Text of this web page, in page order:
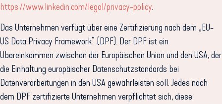
https://www.linkedin.com/legal/privacy-policy.
Das Unternehmen verfügt über eine Zertifizierung nach dem „EU-
US Data Privacy Framework“ (DPF). Der DPF ist ein
Übereinkommen zwischen der Europäischen Union und den USA, der
die Einhaltung europäischer Datenschutzstandards bei
Datenverarbeitungen in den USA gewährleisten soll. Jedes nach
dem DPF zertifizierte Unternehmen verpflichtet sich, diese